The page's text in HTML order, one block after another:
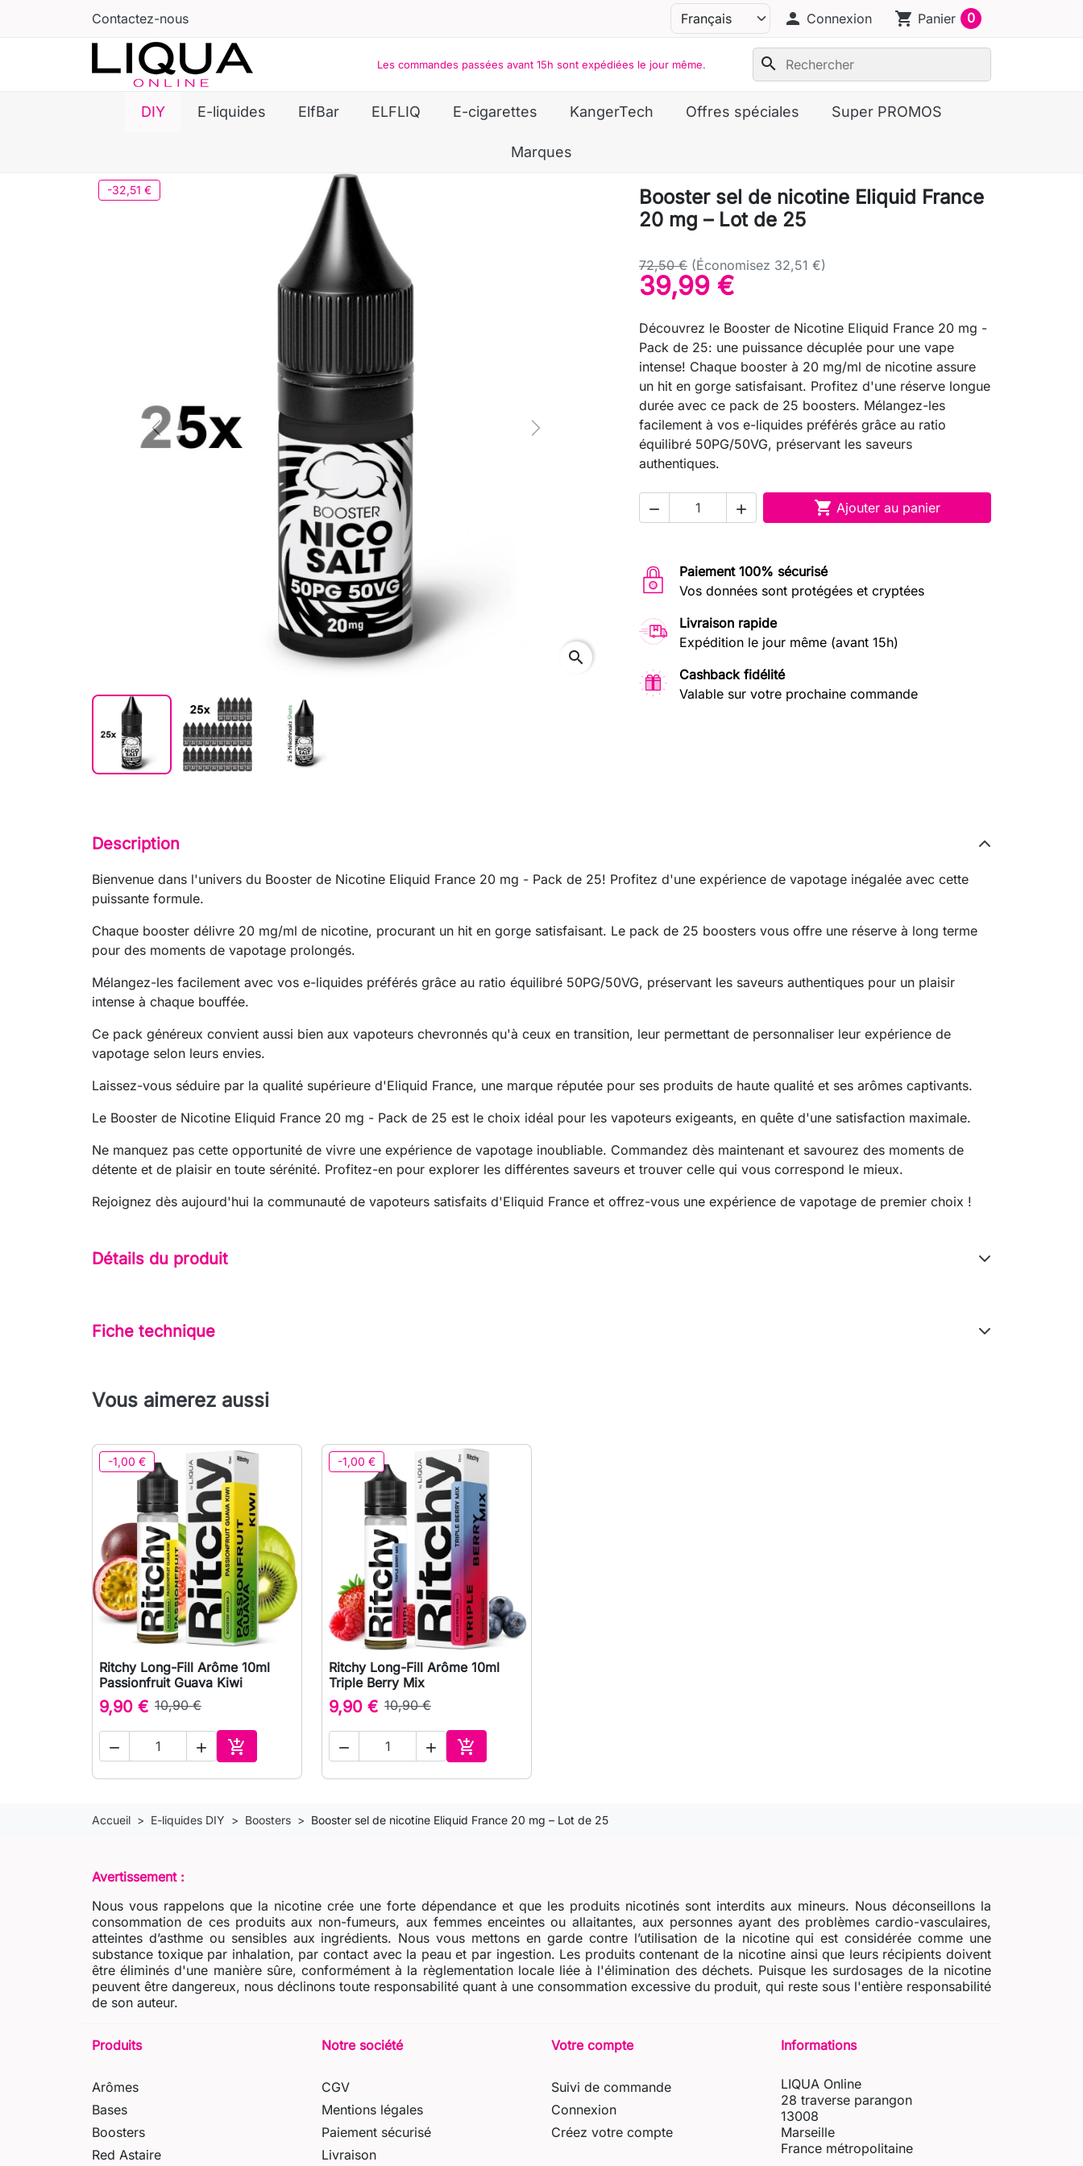
Contactez-nous person Connexion shopping_cart Panier 0
Les commandes passées avant 15h sont expédiées le jour même. search
DIY E-liquides ElfBar ELFLIQ E-cigarettes KangerTech Offres spéciales Super PROMOS
Marques
-32,51 €
Previous Next
search
Booster sel de nicotine Eliquid France
20 mg – Lot de 25
72,50 € (Économisez 32,51 €)
39,99 €
Découvrez le Booster de Nicotine Eliquid France 20 mg -
Pack de 25: une puissance décuplée pour une vape
intense! Chaque booster à 20 mg/ml de nicotine assure
un hit en gorge satisfaisant. Profitez d'une réserve longue
durée avec ce pack de 25 boosters. Mélangez-les
facilement à vos e-liquides préférés grâce au ratio
équilibré 50PG/50VG, préservant les saveurs
authentiques.
   Ajouter au panier
Paiement 100% sécurisé
Vos données sont protégées et cryptées
Livraison rapide
Expédition le jour même (avant 15h)
Cashback fidélité
Valable sur votre prochaine commande
Description
Bienvenue dans l'univers du Booster de Nicotine Eliquid France 20 mg - Pack de 25! Profitez d'une expérience de vapotage inégalée avec cette
puissante formule.
Chaque booster délivre 20 mg/ml de nicotine, procurant un hit en gorge satisfaisant. Le pack de 25 boosters vous offre une réserve à long terme
pour des moments de vapotage prolongés.
Mélangez-les facilement avec vos e-liquides préférés grâce au ratio équilibré 50PG/50VG, préservant les saveurs authentiques pour un plaisir
intense à chaque bouffée.
Ce pack généreux convient aussi bien aux vapoteurs chevronnés qu'à ceux en transition, leur permettant de personnaliser leur expérience de
vapotage selon leurs envies.
Laissez-vous séduire par la qualité supérieure d'Eliquid France, une marque réputée pour ses produits de haute qualité et ses arômes captivants.
Le Booster de Nicotine Eliquid France 20 mg - Pack de 25 est le choix idéal pour les vapoteurs exigeants, en quête d'une satisfaction maximale.
Ne manquez pas cette opportunité de vivre une expérience de vapotage inoubliable. Commandez dès maintenant et savourez des moments de
détente et de plaisir en toute sérénité. Profitez-en pour explorer les différentes saveurs et trouver celle qui vous correspond le mieux.
Rejoignez dès aujourd'hui la communauté de vapoteurs satisfaits d'Eliquid France et offrez-vous une expérience de vapotage de premier choix !
Détails du produit
Fiche technique
Vous aimerez aussi
-1,00 €
 Aperçu rapide
Ritchy Long-Fill Arôme 10ml
Passionfruit Guava Kiwi
9,90 € 10,90 €
  
Ajouter au panier
-1,00 €
 Aperçu rapide
Ritchy Long-Fill Arôme 10ml
Triple Berry Mix
9,90 € 10,90 €
  
Ajouter au panier
Accueil E-liquides DIY Boosters Booster sel de nicotine Eliquid France 20 mg – Lot de 25
Avertissement :
Nous vous rappelons que la nicotine crée une forte dépendance et que les produits nicotinés sont interdits aux mineurs. Nous déconseillons la
consommation de ces produits aux non-fumeurs, aux femmes enceintes ou allaitantes, aux personnes ayant des problèmes cardio-vasculaires,
atteintes d’asthme ou sensibles aux ingrédients. Nous vous mettons en garde contre l’utilisation de la nicotine qui est considérée comme une
substance toxique par inhalation, par contact avec la peau et par ingestion. Les produits contenant de la nicotine ainsi que leurs récipients doivent
être éliminés d'une manière sûre, conformément à la règlementation locale liée à l'élimination des déchets. Puisque les surdosages de la nicotine
peuvent être dangereux, nous déclinons toute responsabilité quant à une consommation excessive du produit, qui reste sous l'entière responsabilité
de son auteur.
Produits
Arômes
Bases
Boosters
Red Astaire
Notre société
CGV
Mentions légales
Paiement sécurisé
Livraison
Votre compte
Suivi de commande
Connexion
Créez votre compte
Informations
LIQUA Online
28 traverse parangon
13008
Marseille
France métropolitaine